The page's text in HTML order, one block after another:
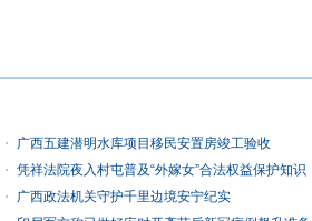
广西五建潜明水库项目移民安置房竣工验收
凭祥法院夜入村屯普及“外嫁女”合法权益保护知识
广西政法机关守护千里边境安宁纪实